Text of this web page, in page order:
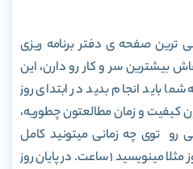
ترین صفحه ی دفتر برنامه ریزی
بیشترین سر و کار رو دارن، این
باید انجام بدید در ابتدای روز
کیفیت و زمان مطالعتون چطوریه،
رو توی چه زمانی میتونید کامل
مطالعه کنید؟ شما در ابتدای روز مثلا مینویسید 1 ساعت. در پایان روز